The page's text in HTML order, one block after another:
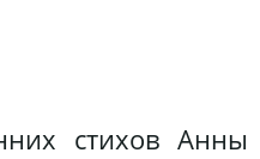
стихов Анны